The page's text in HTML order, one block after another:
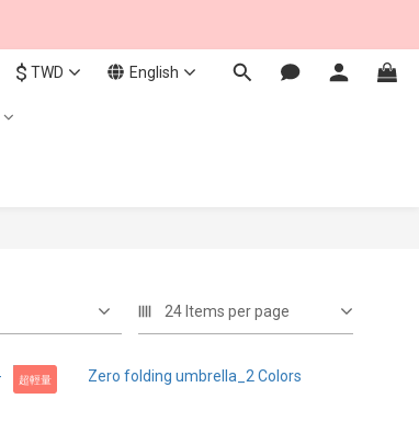
$ TWD English
24 Items per page
超輕量